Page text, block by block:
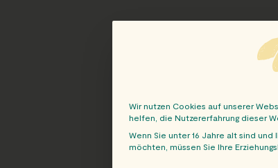
Wir nutzen Cookies auf unserer
helfen, die Nutzererfahrung dieser
Wenn Sie unter 16 Jahre alt sind
möchten, müssen Sie Ihre